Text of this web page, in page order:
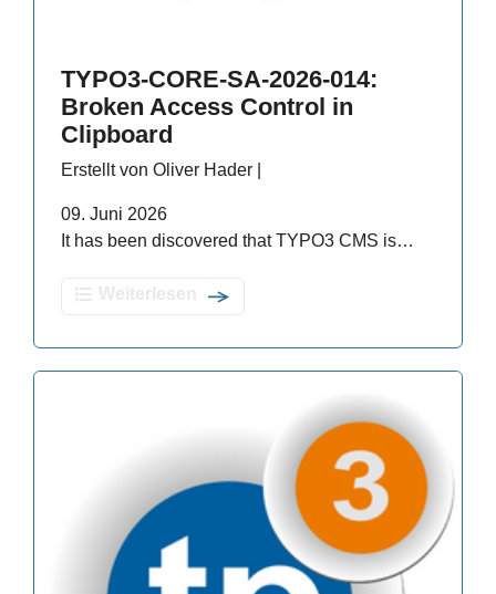
TYPO3-CORE-SA-2026-014:
Broken Access Control in
Clipboard
Erstellt von Oliver Hader |
09. Juni 2026
It has been discovered that TYPO3 CMS is…